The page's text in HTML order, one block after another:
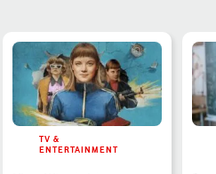
TV &
ENTERTAINMENT